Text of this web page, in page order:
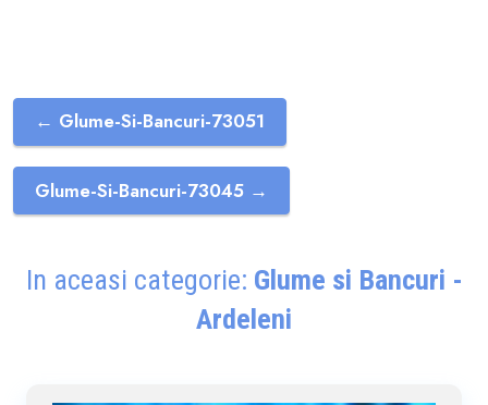
← Glume-Si-Bancuri-73051
Glume-Si-Bancuri-73045 →
In aceasi categorie: Glume si Bancuri -
Ardeleni